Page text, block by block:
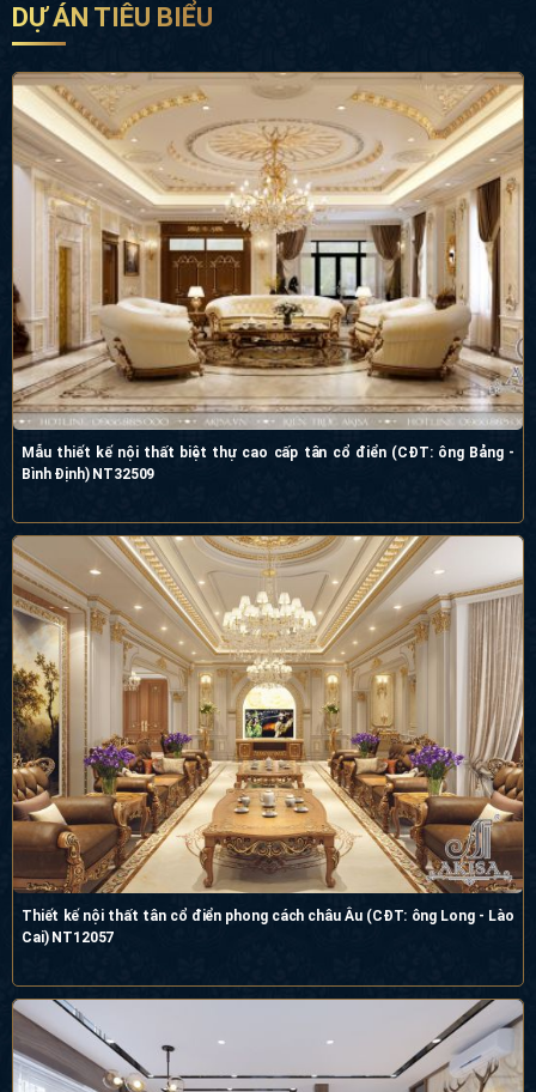
DỰ ÁN TIÊU BIỂU
Mẫu thiết kế nội thất biệt thự cao cấp tân cổ điển (CĐT: ông Bảng -
Bình Định) NT32509
Thiết kế nội thất tân cổ điển phong cách châu Âu (CĐT: ông Long - Lào
Cai) NT12057